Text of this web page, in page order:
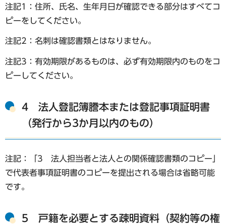
注記1：住所、氏名、生年月日が確認できる部分はすべてコ
ピーをしてください。
注記2：名刺は確認書類とはなりません。
注記3：有効期限があるものは、必ず有効期限内のものをコ
ピーしてください。
4 法人登記簿謄本または登記事項証明書
（発行から3か月以内のもの）
注記：「3 法人担当者と法人との関係確認書類のコピー」
で代表者事項証明書のコピーを提出される場合は省略可能
です。
5 戸籍を必要とする疎明資料（契約等の権